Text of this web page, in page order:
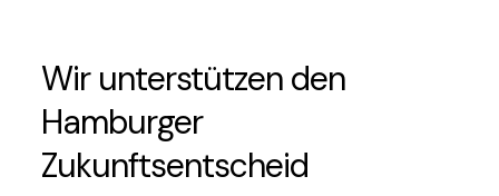
Wir unterstützen den
Hamburger
Zukunftsentscheid